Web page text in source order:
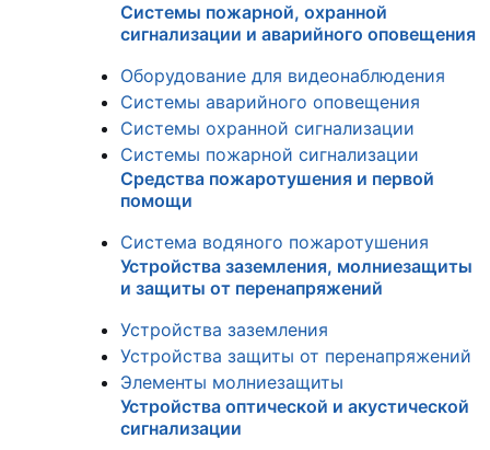
Системы пожарной, охранной
сигнализации и аварийного оповещения
Оборудование для видеонаблюдения
Системы аварийного оповещения
Системы охранной сигнализации
Системы пожарной сигнализации
Средства пожаротушения и первой
помощи
Система водяного пожаротушения
Устройства заземления, молниезащиты
и защиты от перенапряжений
Устройства заземления
Устройства защиты от перенапряжений
Элементы молниезащиты
Устройства оптической и акустической
сигнализации